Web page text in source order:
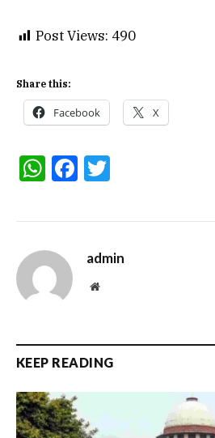
Post Views: 490
Share this:
Facebook X
WhatsApp
Facebook
admin
Website
KEEP READING